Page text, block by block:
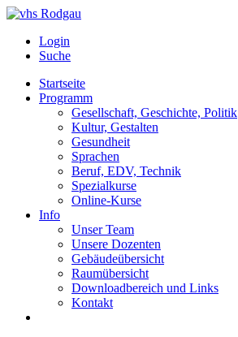
Login
Suche
Startseite
Programm
Gesellschaft, Geschichte, Politik
Kultur, Gestalten
Gesundheit
Sprachen
Beruf, EDV, Technik
Spezialkurse
Online-Kurse
Info
Unser Team
Unsere Dozenten
Gebäudeübersicht
Raumübersicht
Downloadbereich und Links
Kontakt